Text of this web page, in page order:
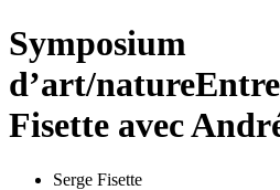
Symposium
d’art/nature
Fisette avec
Serge Fisette